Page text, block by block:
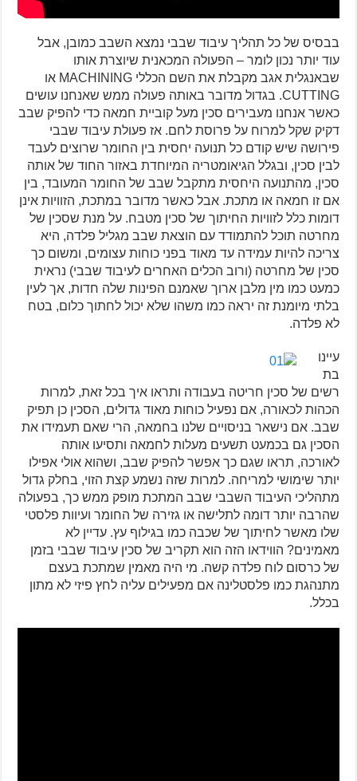
בבסיס של כל תהליך עיבוד שבבי נמצא השבב כמובן, אבל
עוד יותר נכון לומר – הפעולה המכאנית שיוצרת אותו
שבאנגלית אגב מקבלת את השם הכללי MACHINING או
CUTTING. בגדול מדובר באותה פעולה ממש שאנחנו עושים
כאשר אנחנו מעבירים סכין מעל קוביית חמאה כדי להפיק שבב
דקיק שקל למרוח על פרוסת לחם. אז פעולת עיבוד שבבי
פירושה שיש קודם כל תנועה יחסית בין החומר שרוצים לעבד
לבין סכין, ובגלל הגיאומטריה המיוחדת באזור החוד של אותה
סכין, מהתנועה היחסית מתקבל שבב של החומר המעובד, בין
אם זו חמאה או מתכת. אבל כאשר מדובר במתכת, הזוויות אינן
דומות כלל לזוויות החיתוך של סכין מטבח. על מנת שסכין של
מחרטה תוכל להתמודד עם הוצאת שבב מגליל פלדה, היא
צריכה להיות עמידה עד מאוד בפני כוחות עצומים, ומשום כך
סכין של מחרטה (ורוב הכלים האחרים לעיבוד שבבי) נראית
כמעט כמו מין מלבן ארוך שאמנם הפינות שלה חדות, אך לעין
בלתי מיומנת זה יראה כמו משהו שלא יכול לחתוך כלום, בטח
לא פלדה.
עיינו
בת
רשים של סכין חריטה בעבודה ותראו איך בכל זאת, למרות
הכהות לכאורה, אם נפעיל כוחות מאוד גדולים, הסכין כן תפיק
שבב. אם נישאר בניסויים שלנו בחמאה, הרי שאם תעמידו את
הסכין גם בכמעט תשעים מעלות לחמאה ותסיעו אותה
לאורכה, תראו שגם כך אפשר להפיק שבב, ושהוא אולי אפילו
יותר שימושי למריחה. למרות שזה נשמע קצת הזוי, בחלק גדול
מתהליכי העיבוד השבבי שבב המתכת מופק ממש כך, בפעולה
שהרבה יותר דומה לתלישה או גזירה של החומר ועיוות פלסטי
שלו מאשר לחיתוך של שכבה כמו בגילוף עץ. עדיין לא
מאמינים? הווידאו הזה הוא תקריב של סכין עיבוד שבבי בזמן
של כרסום לוח פלדה קשה. מי היה מאמין שמתכת בעצם
מתנהגת כמו פלסטלינה אם מפעילים עליה לחץ פיזי לא מתון
בכלל.